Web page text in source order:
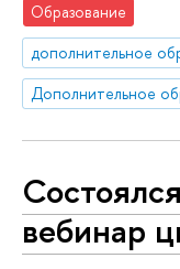
Образование
дополнительное
вебинар